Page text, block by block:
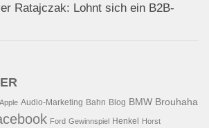
Ratajczak: Lohnt sich ein B2B-
Apple Audio-Marketing Bahn Blog BMW Brouhaha
Ford Gewinnspiel Henkel Horst